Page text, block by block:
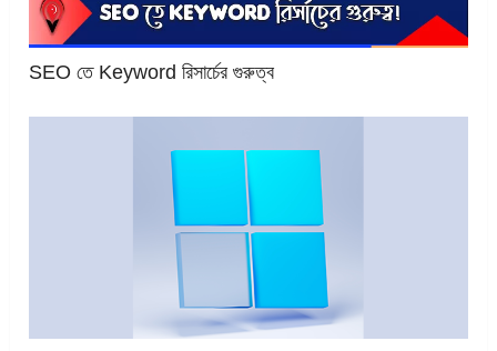
SEO তে Keyword রিসার্চের গুরুত্ব